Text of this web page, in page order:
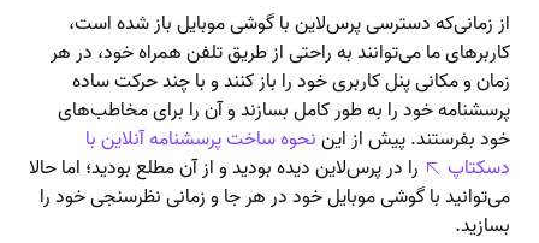
از زمانی‌که دسترسی پرس‌لاین با گوشی موبایل باز شده است،
کاربرهای ما می‌توانند به راحتی از طریق تلفن همراه خود، در هر
زمان و مکانی پنل کاربری خود را باز کنند و با چند حرکت ساده
پرسشنامه خود را به طور کامل بسازند و آن را برای مخاطب‌های
خود بفرستند. پیش از ایننحوه ساخت پرسشنامه آنلاین با
دسکتاپ
را در پرس‌لاین دیده بودید و از آن مطلع بودید؛ اما حالا
می‌توانید با گوشی موبایل خود در هر جا و زمانی نظرسنجی خود را
بسازید.